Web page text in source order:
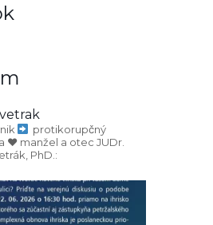
protikorupčný
♥️ manžel a otec JUDr.
PhD.: